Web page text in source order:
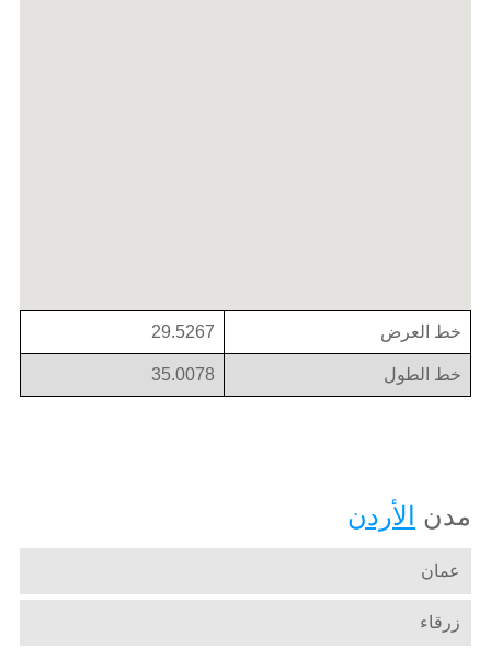
خط العرض 29.5267
خط الطول 35.0078
مدن الأردن
عمان
زرقاء